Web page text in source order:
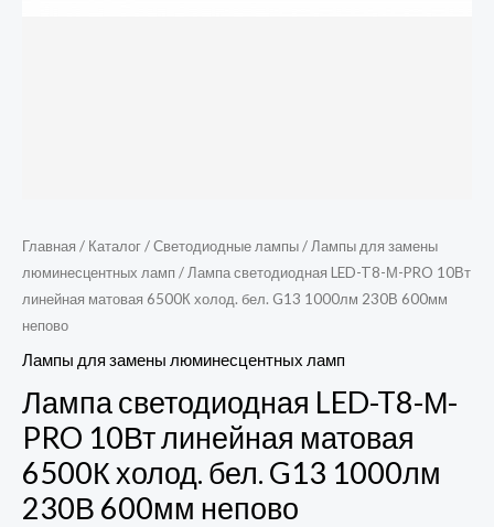
Главная / Каталог/Светодиодные лампы/ Лампы для замены
люминесцентных ламп / Лампа светодиодная LED-T8-М-PRO 10Вт
линейная матовая 6500К холод. бел. G13 1000лм 230В 600мм
непово
Лампы для замены люминесцентных ламп
Лампа светодиодная LED-T8-М-
PRO 10Вт линейная матовая
6500К холод. бел. G13 1000лм
230В 600мм непово